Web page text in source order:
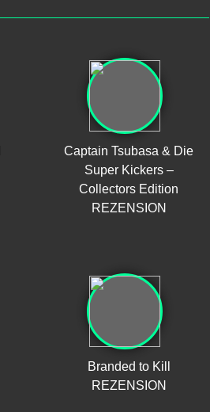
Captain Tsubasa & Die
Super Kickers –
Collectors Edition
REZENSION
Branded to Kill
REZENSION